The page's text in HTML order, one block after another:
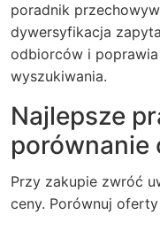
poradnik
dywersyfikacja
odbiorców i
wyszukiwania.
Najlepsze
porównanie
Przy zakupie zwróć
ceny. Porównuj